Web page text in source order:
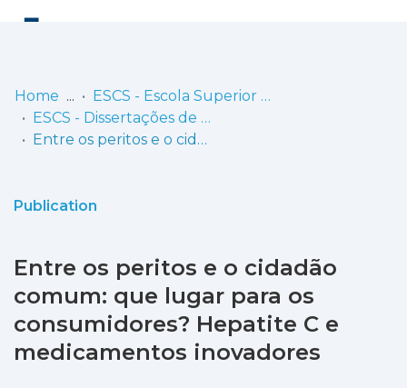
Communities
Statistics
Home
ESCS - Escola Superior de Comunicação Social
ESCS - Dissertações de Mestrado
Entre os peritos e o cidadão comum: que lugar para os consumidores? Hepatite C e medicamentos inovadores
Publication
Entre os peritos e o cidadão
comum: que lugar para os
consumidores? Hepatite C e
medicamentos inovadores